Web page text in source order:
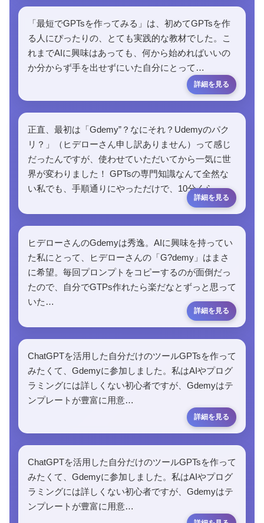
「最短でGPTsを作ってみる」は、初めてGPTsを作
る人にぴったりの、とても実践的な教材でした。こ
れまでAIに興味はあっても、何から始めればいいの
か分からず手を出せずにいた自分にとって…
正直、最初は「Gdemy”？なにそれ？Udemyのパク
リ？」（ヒデローさん申し訳ありません）って感じ
だったんですが、使わせていただいてから一気に世
界が変わりました！ GPTsの専門知識なんて全然な
い私でも、手順通りにやっただけで、10分くら…
ヒデローさんのGdemyは秀逸。AIに興味を持ってい
た私にとって、ヒデローさんの「G?demy」はまさ
に希望。毎回プロンプトをコピーするのが面倒だっ
たので、自分でGTPs作れたら楽だなとずっと思って
いた…
ChatGPTを活用した自分だけのツールGPTsを作って
みたくて、Gdemyに参加しました。私はAIやプログ
ラミングには詳しくない初心者ですが、Gdemyはテ
ンプレートが豊富に用意…
ChatGPTを活用した自分だけのツールGPTsを作って
みたくて、Gdemyに参加しました。私はAIやプログ
ラミングには詳しくない初心者ですが、Gdemyはテ
ンプレートが豊富に用意…